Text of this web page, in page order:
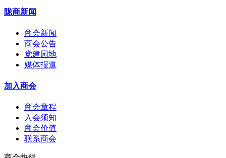
陇商新闻
商会新闻
商会公告
党建园地
媒体报道
加入商会
商会章程
入会须知
商会价值
联系商会